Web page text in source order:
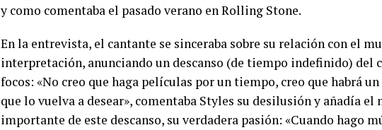
y como comentaba el pasado verano en Rolling Stone.
En la entrevista, el cantante se sinceraba sobre su relación con el
interpretación, anunciando un descanso (de tiempo indefinido) del
focos: «No creo que haga películas por un tiempo, creo que habrá
que lo vuelva a desear», comentaba Styles su desilusión y añadía el
importante de este descanso, su verdadera pasión: «Cuando hago